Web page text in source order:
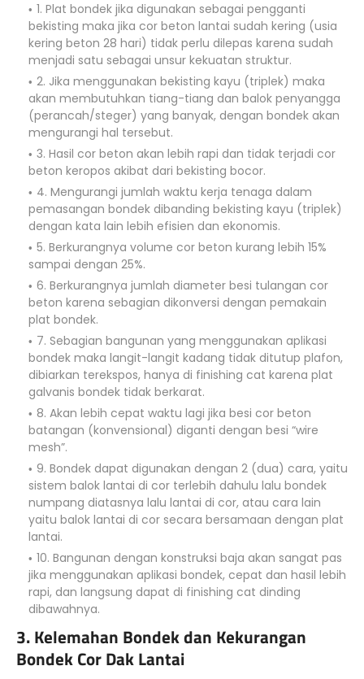
1. Plat bondek jika digunakan sebagai pengganti
bekisting maka jika cor beton lantai sudah kering (usia
kering beton 28 hari) tidak perlu dilepas karena sudah
menjadi satu sebagai unsur kekuatan struktur.
2. Jika menggunakan bekisting kayu (triplek) maka
akan membutuhkan tiang-tiang dan balok penyangga
(perancah/steger) yang banyak, dengan bondek akan
mengurangi hal tersebut.
3. Hasil cor beton akan lebih rapi dan tidak terjadi cor
beton keropos akibat dari bekisting bocor.
4. Mengurangi jumlah waktu kerja tenaga dalam
pemasangan bondek dibanding bekisting kayu (triplek)
dengan kata lain lebih efisien dan ekonomis.
5. Berkurangnya volume cor beton kurang lebih 15%
sampai dengan 25%.
6. Berkurangnya jumlah diameter besi tulangan cor
beton karena sebagian dikonversi dengan pemakain
plat bondek.
7. Sebagian bangunan yang menggunakan aplikasi
bondek maka langit-langit kadang tidak ditutup plafon,
dibiarkan terekspos, hanya di finishing cat karena plat
galvanis bondek tidak berkarat.
8. Akan lebih cepat waktu lagi jika besi cor beton
batangan (konvensional) diganti dengan besi “wire
mesh”.
9. Bondek dapat digunakan dengan 2 (dua) cara, yaitu
sistem balok lantai di cor terlebih dahulu lalu bondek
numpang diatasnya lalu lantai di cor, atau cara lain
yaitu balok lantai di cor secara bersamaan dengan plat
lantai.
10. Bangunan dengan konstruksi baja akan sangat pas
jika menggunakan aplikasi bondek, cepat dan hasil lebih
rapi, dan langsung dapat di finishing cat dinding
dibawahnya.
3. Kelemahan Bondek dan Kekurangan
Bondek Cor Dak Lantai